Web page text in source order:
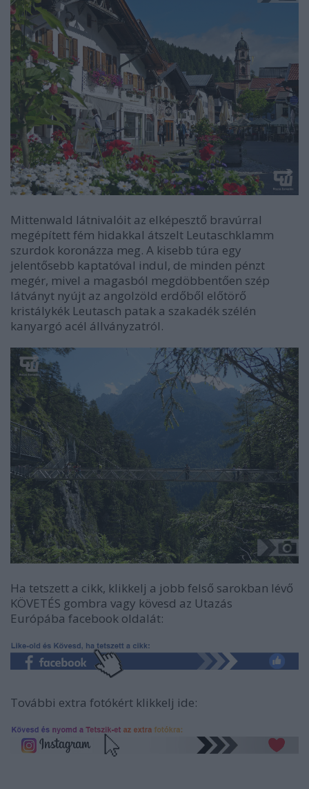
Mittenwald látnivalóit az elképesztő bravúrral
megépített fém hidakkal átszelt Leutaschklamm
szurdok koronázza meg. A kisebb túra egy
jelentősebb kaptatóval indul, de minden pénzt
megér, mivel a magasból megdöbbentően szép
látványt nyújt az angolzöld erdőből előtörő
kristálykék Leutasch patak a szakadék szélén
kanyargó acél állványzatról.
Ha tetszett a cikk, klikkelj a jobb felső sarokban lévő
KÖVETÉS gombra vagy kövesd az Utazás
Európába facebook oldalát:
További extra fotókért klikkelj ide: